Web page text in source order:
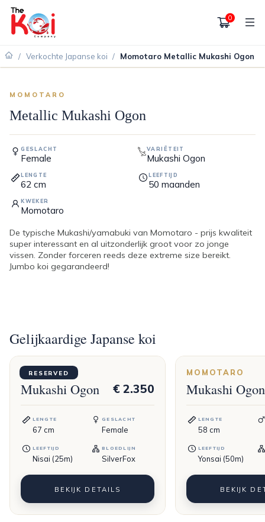
0
/ Verkochte Japanse koi / Momotaro Metallic Mukashi Ogon
MOMOTARO
Metallic Mukashi Ogon
GESLACHT
Female
VARIËTEIT
Mukashi Ogon
LENGTE
62 cm
LEEFTIJD
50 maanden
KWEKER
Momotaro
De typische Mukashi/yamabuki van Momotaro - prijs kwaliteit
super interessant en al uitzonderlijk groot voor zo jonge
vissen. Zonder forceren reeds deze extreme size bereikt.
Jumbo koi gegarandeerd!
Gelijkaardige Japanse koi
RESERVED
OGATA
Mukashi Ogon € 2.350
LENGTE
67 cm
GESLACHT
Female
LEEFTIJD
Nisai (25m)
BLOEDLIJN
SilverFox
BEKIJK DETAILS
MOMOTARO
Mukashi Ogon
LENGTE
58 cm
LEEFTIJD
Yonsai (50m)
BEKIJK